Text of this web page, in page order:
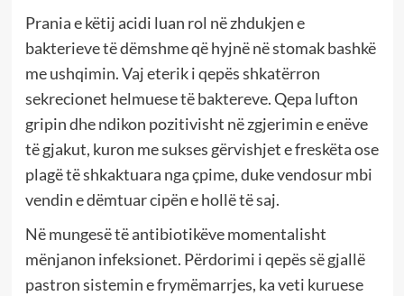
Prania e këtij acidi luan rol në zhdukjen e
bakterieve të dëmshme që hyjnë në stomak bashkë
me ushqimin. Vaj eterik i qepës shkatërron
sekrecionet helmuese të baktereve. Qepa lufton
gripin dhe ndikon pozitivisht në zgjerimin e enëve
të gjakut, kuron me sukses gërvishjet e freskëta ose
plagë të shkaktuara nga çpime, duke vendosur mbi
vendin e dëmtuar cipën e hollë të saj.
Në mungesë të antibiotikëve momentalisht
mënjanon infeksionet. Përdorimi i qepës së gjallë
pastron sistemin e frymëmarrjes, ka veti kuruese